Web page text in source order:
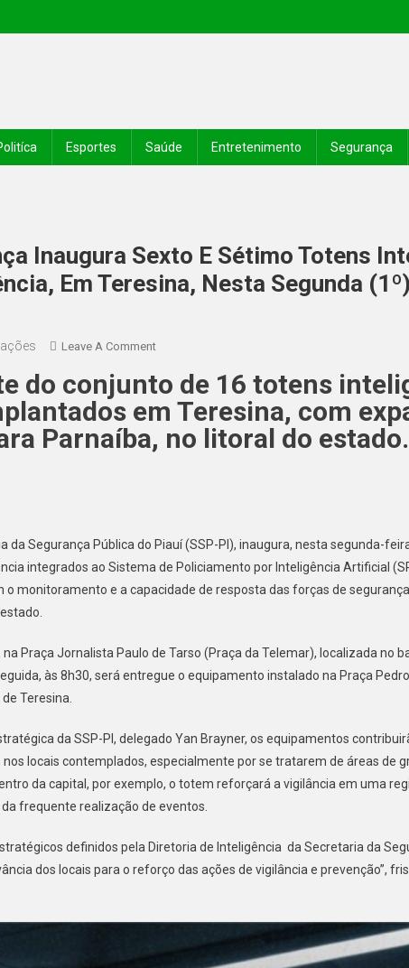
Esportes Saúde Entretenimento Segurança
Inaugura Sexto E Sétimo Totens
Em Teresina, Nesta Segunda (1º)
Leave A Comment
do conjunto de 16 totens
em Teresina, com
Parnaíba, no litoral do estado.
da Segurança Pública do Piauí (SSP-PI), inaugura, nesta segunda-
integrados ao Sistema de Policiamento por Inteligência Artificial
monitoramento e a capacidade de resposta das forças de
Praça Jornalista Paulo de Tarso (Praça da Telemar), localizada no
às 8h30, será entregue o equipamento instalado na Praça
Teresina.
da SSP-PI, delegado Yan Brayner, os equipamentos
locais contemplados, especialmente por se tratarem de áreas de
da capital, por exemplo, o totem reforçará a vigilância em uma
frequente realização de eventos.
definidos pela Diretoria de Inteligência da Secretaria da
dos locais para o reforço das ações de vigilância e prevenção”,